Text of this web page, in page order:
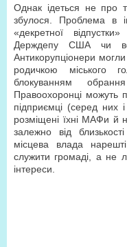
Однак ідеться не про
збулося. Проблема в
«декретної
Держдепу США чи
Антикорупціонери
родичкою міського
блокуванням
Правоохоронці можуть
підприємці (серед них
розміщені їхні МАФи й
залежно від
місцева влада
служити громаді, а не
інтереси.